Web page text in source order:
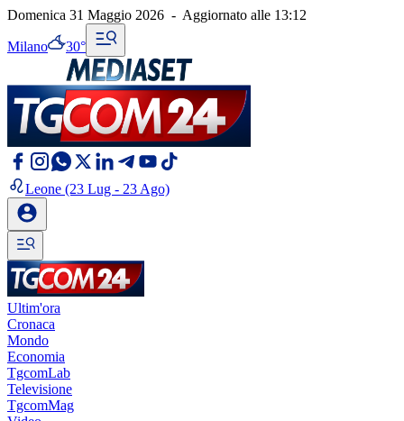
Domenica 31 Maggio 2026 - Aggiornato alle 13:12
Milano 30°
Leone (23 Lug - 23 Ago)
Ultim'ora
Cronaca
Mondo
Economia
TgcomLab
Televisione
TgcomMag